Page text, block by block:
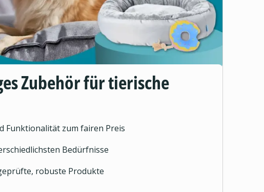
Zubehör für tierische
Funktionalität zum fairen Preis
Bedürfnisse
robuste Produkte